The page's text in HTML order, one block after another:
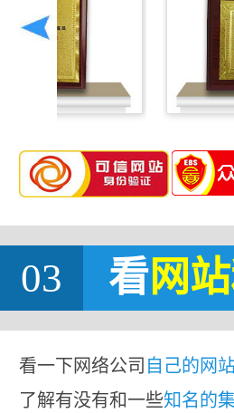
03 看网站
看一下网络公司 自己的网
了解有没有和一些知名的